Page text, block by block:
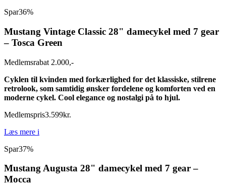
Spar36%
Mustang Vintage Classic 28" damecykel med 7 gear
– Tosca Green
Medlemsrabat 2.000,-
Cyklen til kvinden med forkærlighed for det klassiske, stilrene
retrolook, som samtidig ønsker fordelene og komforten ved en
moderne cykel. Cool elegance og nostalgi på to hjul.
Medlemspris3.599kr.
Læs mere i
Spar37%
Mustang Augusta 28" damecykel med 7 gear –
Mocca